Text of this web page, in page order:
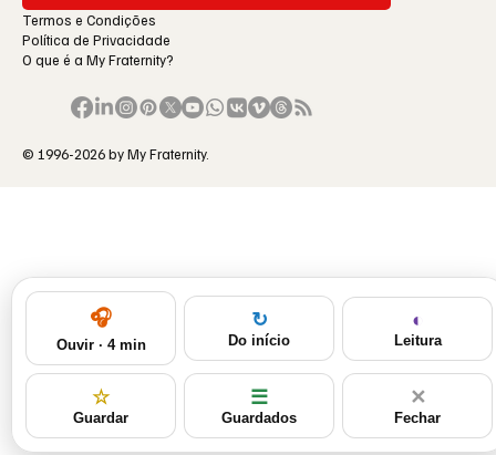
Termos e Condições
Política de Privacidade
O que é a My Fraternity?
© 1996-2026 by My Fraternity.
🎧
Ouvir · 4 min
↻
Do início
◐
Leitura
☆
Guardar
☰
Guardados
✕
Fechar